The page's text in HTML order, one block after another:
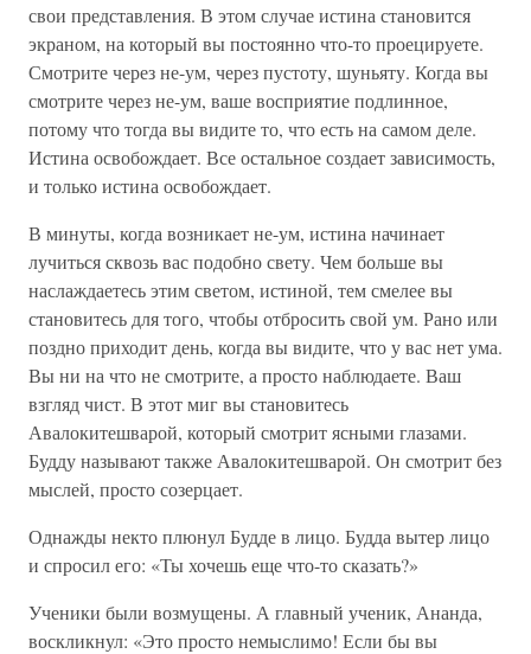
свои представления. В этом случае истина становится
экраном, на который вы постоянно что-то проецируете.
Смотрите через не-ум, через пустоту, шуньяту. Когда вы
смотрите через не-ум, ваше восприятие подлинное,
потому что тогда вы видите то, что есть на самом деле.
Истина освобождает. Все остальное создает зависимость,
и только истина освобождает.
В минуты, когда возникает не-ум, истина начинает
лучиться сквозь вас подобно свету. Чем больше вы
наслаждаетесь этим светом, истиной, тем смелее вы
становитесь для того, чтобы отбросить свой ум. Рано или
поздно приходит день, когда вы видите, что у вас нет ума.
Вы ни на что не смотрите, а просто наблюдаете. Ваш
взгляд чист. В этот миг вы становитесь
Авалокитешварой, который смотрит ясными глазами.
Будду называют также Авалокитешварой. Он смотрит без
мыслей, просто созерцает.
Однажды некто плюнул Будде в лицо. Будда вытер лицо
и спросил его: «Ты хочешь еще что-то сказать?»
Ученики были возмущены. А главный ученик, Ананда,
воскликнул: «Это просто немыслимо! Если бы вы